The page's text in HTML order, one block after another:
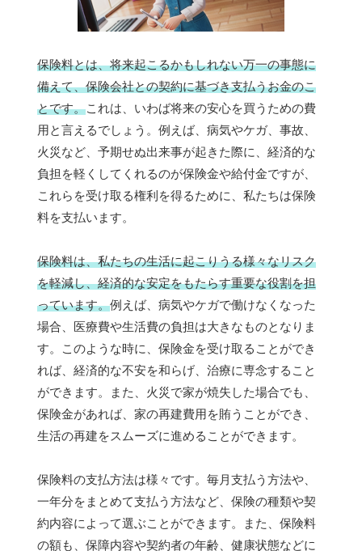
保険料とは、将来起こるかもしれない万一の事態に
備えて、保険会社との契約に基づき支払うお金のこ
とです。これは、いわば将来の安心を買うための費
用と言えるでしょう。例えば、病気やケガ、事故、
火災など、予期せぬ出来事が起きた際に、経済的な
負担を軽くしてくれるのが保険金や給付金ですが、
これらを受け取る権利を得るために、私たちは保険
料を支払います。
保険料は、私たちの生活に起こりうる様々なリスク
を軽減し、経済的な安定をもたらす重要な役割を担
っています。例えば、病気やケガで働けなくなった
場合、医療費や生活費の負担は大きなものとなりま
す。このような時に、保険金を受け取ることができ
れば、経済的な不安を和らげ、治療に専念すること
ができます。また、火災で家が焼失した場合でも、
保険金があれば、家の再建費用を賄うことができ、
生活の再建をスムーズに進めることができます。
保険料の支払方法は様々です。毎月支払う方法や、
一年分をまとめて支払う方法など、保険の種類や契
約内容によって選ぶことができます。また、保険料
の額も、保障内容や契約者の年齢、健康状態などに